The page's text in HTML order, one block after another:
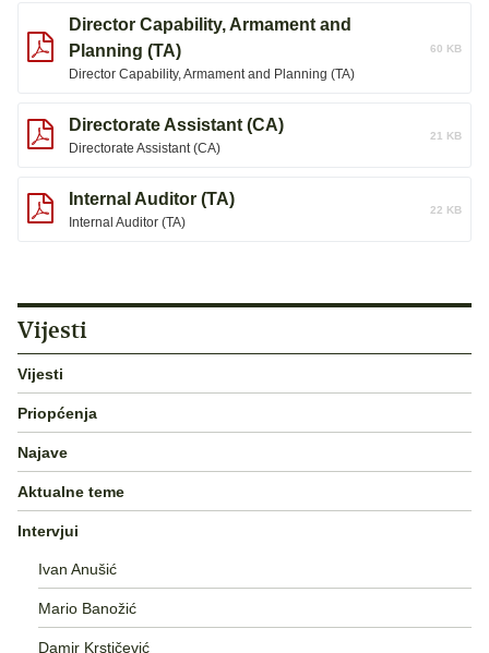
Director Capability, Armament and
Planning (TA)
Director Capability, Armament and Planning (TA)
60 KB
Directorate Assistant (CA)
Directorate Assistant (CA)
21 KB
Internal Auditor (TA)
Internal Auditor (TA)
22 KB
Vijesti
Vijesti
Priopćenja
Najave
Aktualne teme
Intervjui
Ivan Anušić
Mario Banožić
Damir Krstičević